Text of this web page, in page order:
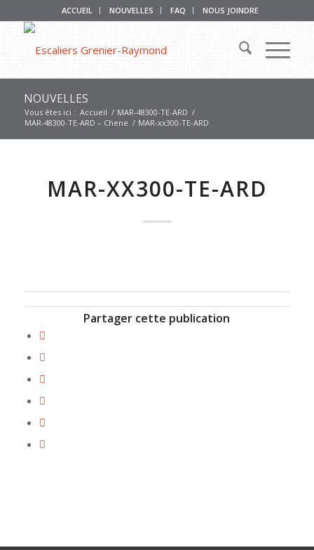
ACCUEIL NOUVELLES FAQ NOUS JOINDRE
NOUVELLES
Vous êtes ici : Accueil / MAR-48300-TE-ARD /
MAR-48300-TE-ARD – Chene / MAR-xx300-TE-ARD
MAR-XX300-TE-ARD
Partager cette publication